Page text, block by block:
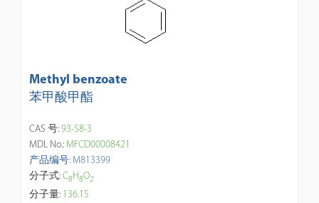
Methyl benzoate
苯甲酸甲酯
CAS 号:93-58-3
MDL No.: MFCD00008421
产品编号: M813399
分子式:C8H8O2
分子量: 136.15